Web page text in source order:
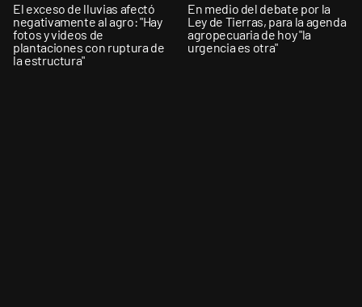
El exceso de lluvias afectó
negativamente al agro: "Hay
fotos y videos de
plantaciones con ruptura de
la estructura"
En medio del debate por la
Ley de Tierras, para la agenda
agropecuaria de hoy "la
urgencia es otra"